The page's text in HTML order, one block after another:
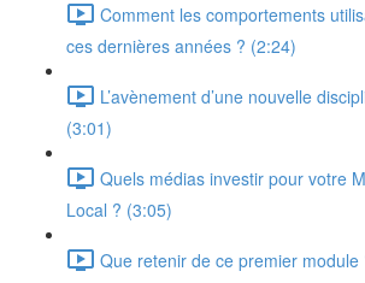
Comment les comportements
ces dernières années ? (2:24)
L’avènement d’une nouvelle
(3:01)
Quels médias investir pour votre
Local ? (3:05)
Que retenir de ce premier module